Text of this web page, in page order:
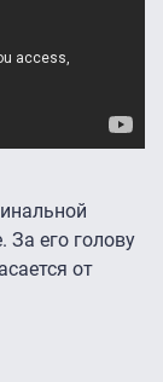
его голову
от